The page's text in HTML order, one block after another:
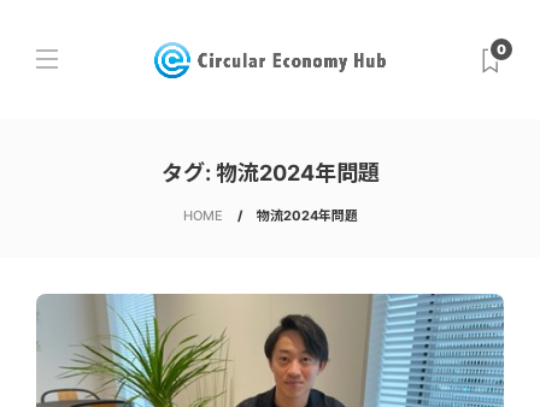
0
タグ: 物流2024年問題
HOME 物流2024年問題